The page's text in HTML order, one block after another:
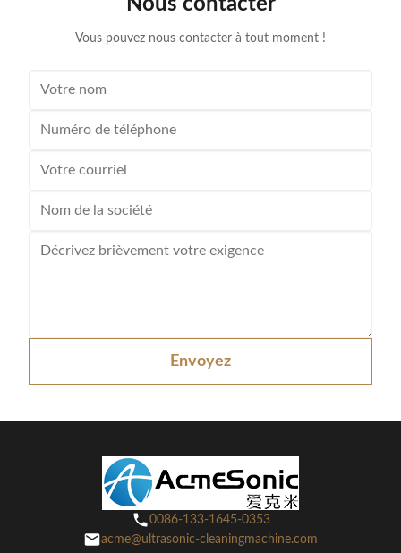
Nous contacter
Vous pouvez nous contacter à tout moment !
Envoyez
0086-133-1645-0353
acme@ultrasonic-cleaningmachine.com